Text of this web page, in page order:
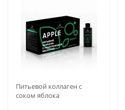
Питьевой коллаген с
соком яблока